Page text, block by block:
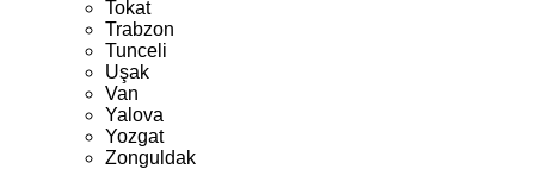
Tokat
Trabzon
Tunceli
Uşak
Van
Yalova
Yozgat
Zonguldak